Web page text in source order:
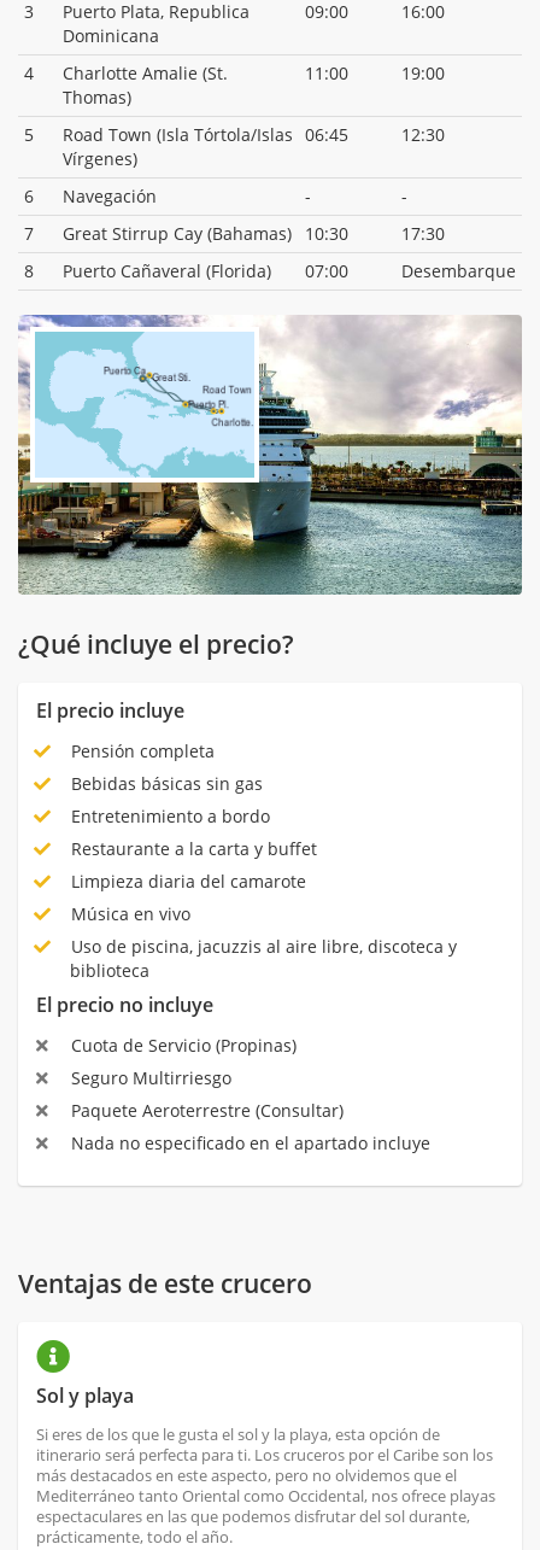
3
Puerto Plata, Republica
Dominicana
09:00 16:00
4
Charlotte Amalie (St.
Thomas)
11:00 19:00
5
Road Town (Isla Tórtola/Islas
Vírgenes)
06:45 12:30
6 Navegación -
-
7
Great Stirrup Cay (Bahamas) 10:30
17:30
8
Puerto Cañaveral (Florida) 07:00 Desembarque
¿Qué incluye el precio?
El precio incluye
Pensión completa
Bebidas básicas sin gas
Entretenimiento a bordo
Restaurante a la carta y buffet
Limpieza diaria del camarote
Música en vivo
Uso de piscina, jacuzzis al aire libre, discoteca y
biblioteca
El precio no incluye
Cuota de Servicio (Propinas)
Seguro Multirriesgo
Paquete Aeroterrestre (Consultar)
Nada no especificado en el apartado incluye
Ventajas de este crucero
Sol y playa
Si eres de los que le gusta el sol y la playa, esta opción de
itinerario será perfecta para ti. Los cruceros por el Caribe son los
más destacados en este aspecto, pero no olvidemos que el
Mediterráneo tanto Oriental como Occidental, nos ofrece playas
espectaculares en las que podemos disfrutar del sol durante,
prácticamente, todo el año.